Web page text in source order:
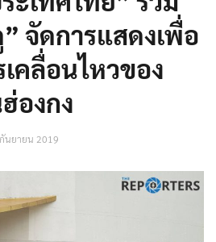
จัดการแสดงเพื่อ
คลื่อนไหวของ
องกง
นยายน 2019